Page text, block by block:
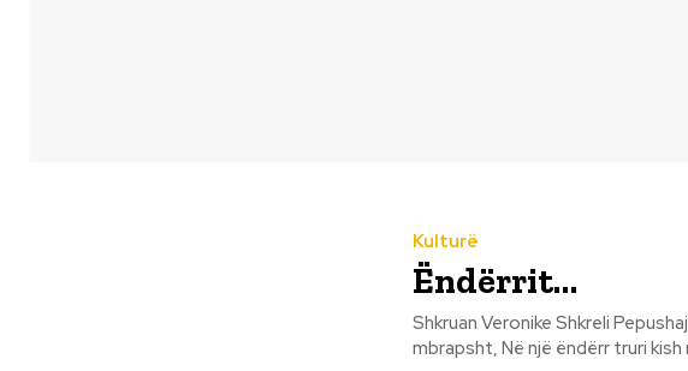
Kulturë
Ëndërrit…
Shkruan Veronike Shkreli Pepushaj Ëndërrit.. Në të vërtetë, ishte ai gjumë, Rregullon rregullin